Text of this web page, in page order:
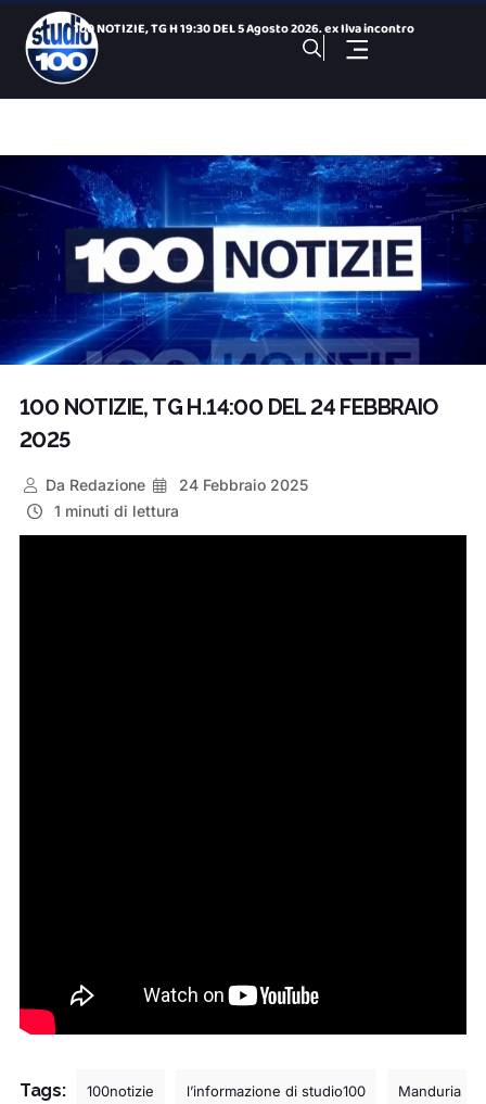
100 NOTIZIE, TG H 19:30 DEL 5 Agosto 2026. ex Ilva incontro
Dentro i Cantieri dei Giochi del Mediterraneo: centro tennis
Cominciano le operazioni di spegnimento dell’area a ca
Taranto 2026, arriva Romantika: si completa il Villaggio Med
100 NOTIZIE, TG SPORTIVO DEL 5 Agosto 2026. SS Taranto primo
Giochi del Mediterraneo: Conto alla Rovescia, puntata del 5
100 NOTIZIE, TG H 14:00 DEL 5 Agosto 2026. ex Ilva incontro
100 NOTIZIE, TG H 19:30 DEL 4 Agosto 2026. ex Ilva incontro
Taranto – Val di Chiana In diretta da Acquaviva di Mon
100 NOTIZIE, TG H.14:00 DEL 24 FEBBRAIO
2025
Da Redazione
24 Febbraio 2025
1 minuti di lettura
Tags: 100notizie l’informazione di studio100 Manduria